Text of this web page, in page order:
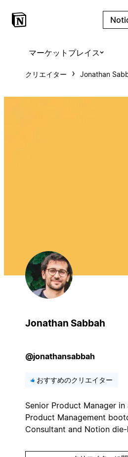
マーケットプレイス
クリエイター Jonathan
Jonathan Sabbah
@jonathansabbah
おすすめのクリエイター
Senior Product Manager
Product Management
Consultant and Notion